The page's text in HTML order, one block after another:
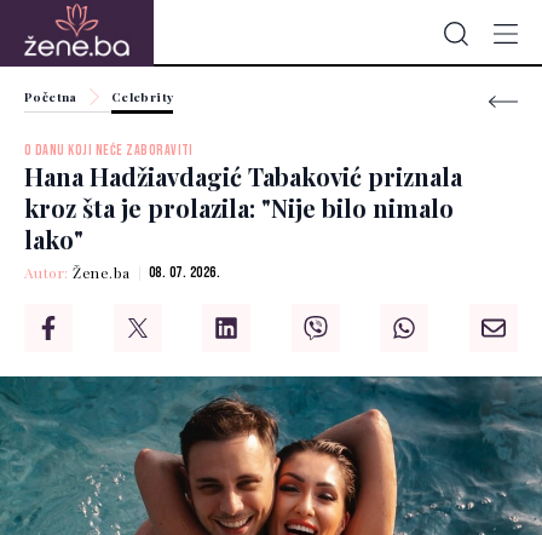
Početna Celebrity
O DANU KOJI NEĆE ZABORAVITI
Hana Hadžiavdagić Tabaković priznala
kroz šta je prolazila: "Nije bilo nimalo
lako"
Autor:Žene.ba 08. 07. 2026.